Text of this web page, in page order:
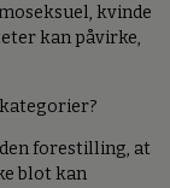
kvinde
kan påvirke,
forestilling, at
blot kan